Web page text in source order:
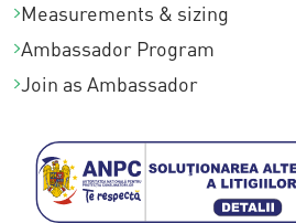
Measurements & sizing
Ambassador Program
Join as Ambassador